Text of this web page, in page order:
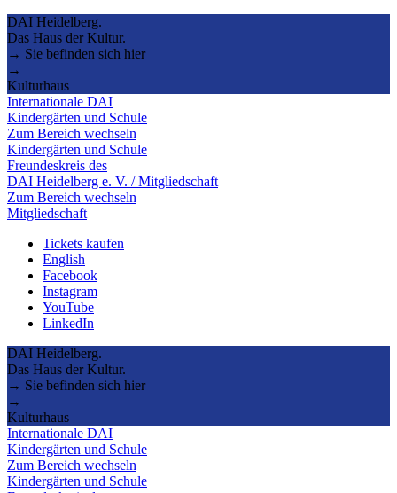
DAI Heidelberg.
Das Haus der Kultur.
→ Sie befinden sich hier
→
Kulturhaus
Internationale DAI
Kindergärten und Schule
Zum Bereich wechseln
Kindergärten und Schule
Freundeskreis des
DAI Heidelberg e. V. / Mitgliedschaft
Zum Bereich wechseln
Mitgliedschaft
Tickets kaufen
English
Facebook
Instagram
YouTube
LinkedIn
DAI Heidelberg.
Das Haus der Kultur.
→ Sie befinden sich hier
→
Kulturhaus
Internationale DAI
Kindergärten und Schule
Zum Bereich wechseln
Kindergärten und Schule